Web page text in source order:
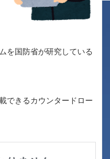
を国防省が研究している
できるカウンタードロー